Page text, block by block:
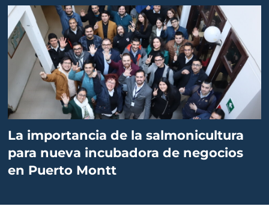
La importancia de la salmonicultura
para nueva incubadora de negocios
en Puerto Montt